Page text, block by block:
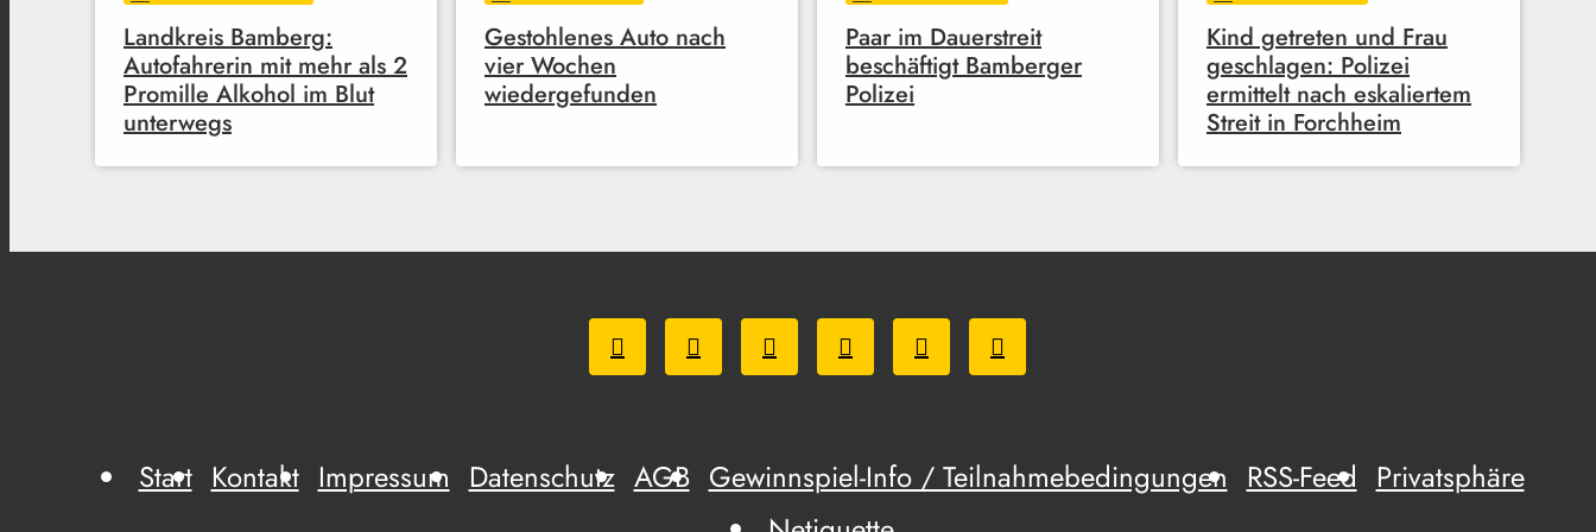
Landkreis Bamberg:
Autofahrerin mit mehr als 2
Promille Alkohol im Blut
unterwegs
Gestohlenes Auto nach
vier Wochen
wiedergefunden
Paar im Dauerstreit
beschäftigt Bamberger
Polizei
Kind getreten und Frau
geschlagen: Polizei
ermittelt nach eskaliertem
Streit in Forchheim
Start Kontakt Impressum Datenschutz AGB Gewinnspiel-Info / Teilnahmebedingungen RSS-Feed Privatsphäre